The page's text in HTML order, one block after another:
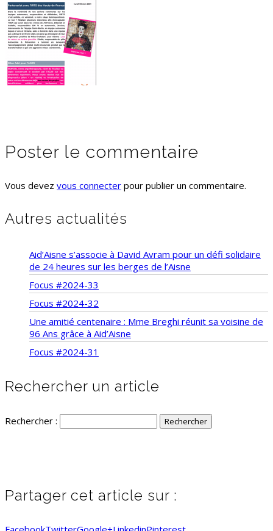
Poster le commentaire
Vous devez vous connecter pour publier un commentaire.
Autres actualités
Aid’Aisne s’associe à David Avram pour un défi solidaire
de 24 heures sur les berges de l’Aisne
Focus #2024-33
Focus #2024-32
Une amitié centenaire : Mme Breghi réunit sa voisine de
96 Ans grâce à Aid’Aisne
Focus #2024-31
Rechercher un article
Rechercher :
Partager cet article sur :